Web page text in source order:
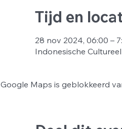
Tijd en
28 nov 2024, 06:00 –
Indonesische
Google Maps is geblokkeerd